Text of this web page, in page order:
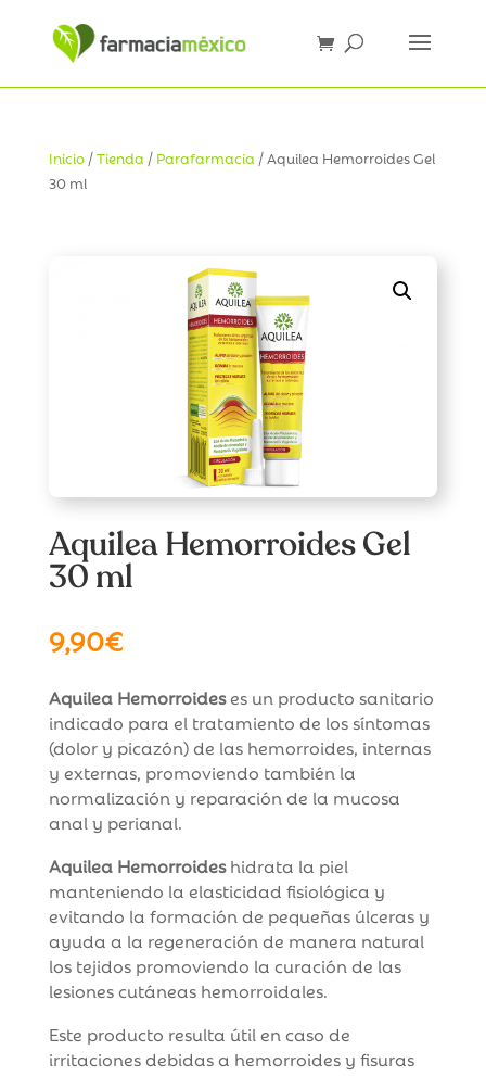
Inicio/Tienda / Parafarmacia / Aquilea Hemorroides Gel
30 ml
Aquilea Hemorroides Gel
30 ml
9,90€
Aquilea Hemorroideses un producto sanitario
indicado para el tratamiento de los síntomas
(dolor y picazón) de las hemorroides, internas
y externas, promoviendo también la
normalización y reparación de la mucosa
anal y perianal.
Aquilea Hemorroideshidrata la piel
manteniendo la elasticidad fisiológica y
evitando la formación de pequeñas úlceras y
ayuda a la regeneración de manera natural
los tejidos promoviendo la curación de las
lesiones cutáneas hemorroidales.
Este producto resulta útil en caso de
irritaciones debidas a hemorroides y fisuras